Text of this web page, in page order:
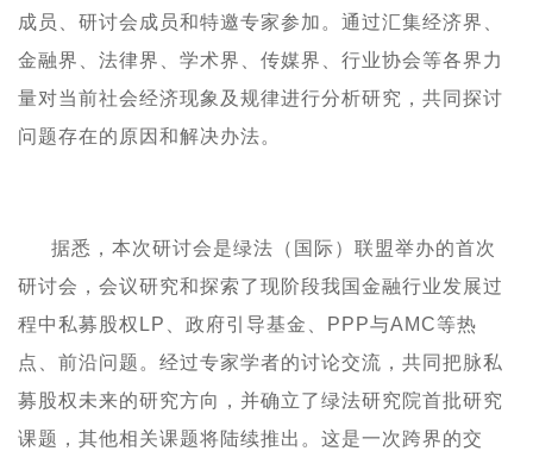
成员、研讨会成员和特邀专家参加。通过汇集经济界、
金融界、法律界、学术界、传媒界、行业协会等各界力
量对当前社会经济现象及规律进行分析研究，共同探讨
问题存在的原因和解决办法。
据悉，本次研讨会是绿法（国际）联盟举办的首次
研讨会，会议研究和探索了现阶段我国 金融行业发展过
程中私募股权 LP 、政府引导基金、 PPP与AMC等热
点、前沿问题。经过专家学者的讨论交流，共同把脉私
募股权未来的研究方向， 并确立了绿法研究院首批研究
课题，其他相关课题将陆续推出。这是一次跨界的交